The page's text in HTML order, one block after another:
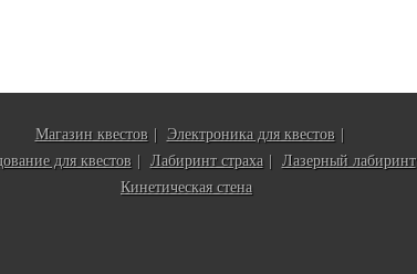
Магазин квестов | Электроника для квестов |
для квестов | Лабиринт страха | Лазерный лабиринт
Кинетическая стена